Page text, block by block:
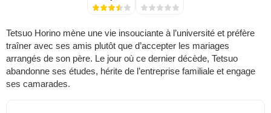
Tetsuo Horino mène une vie insouciante à l’université et préfère
traîner avec ses amis plutôt que d’accepter les mariages
arrangés de son père. Le jour où ce dernier décède, Tetsuo
abandonne ses études, hérite de l’entreprise familiale et engage
ses camarades.